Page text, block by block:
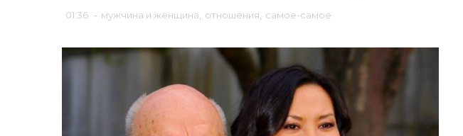
01:36 - мужчина и женщина отношения самое-самое